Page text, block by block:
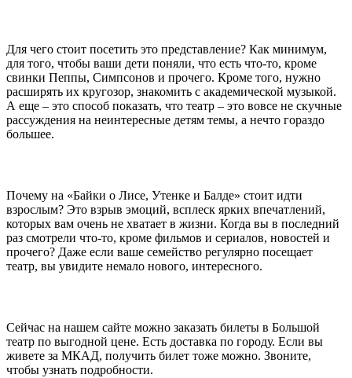
Для чего стоит посетить это представление? Как минимум,
для того, чтобы ваши дети поняли, что есть что-то, кроме
свинки Пеппы, Симпсонов и прочего. Кроме того, нужно
расширять их кругозор, знакомить с академической музыкой.
А еще – это способ показать, что театр – это вовсе не скучные
рассуждения на неинтересные детям темы, а нечто гораздо
большее.
Почему на «Байки о Лисе, Утенке и Балде» стоит идти
взрослым? Это взрыв эмоций, всплеск ярких впечатлений,
которых вам очень не хватает в жизни. Когда вы в последний
раз смотрели что-то, кроме фильмов и сериалов, новостей и
прочего? Даже если ваше семейство регулярно посещает
театр, вы увидите немало нового, интересного.
Сейчас на нашем сайте можно заказать билеты в Большой
театр по выгодной цене. Есть доставка по городу. Если вы
живете за МКАД, получить билет тоже можно. Звоните,
чтобы узнать подробности.